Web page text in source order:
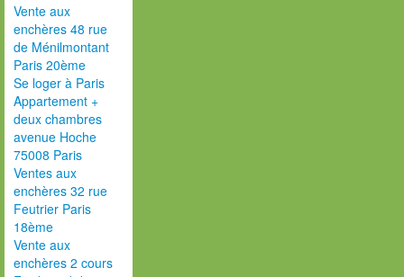
Vente aux
enchères 48 rue
de Ménilmontant
Paris 20ème
Se loger à Paris
Appartement +
deux chambres
avenue Hoche
75008 Paris
Ventes aux
enchères 32 rue
Feutrier Paris
18ème
Vente aux
enchères 2 cours